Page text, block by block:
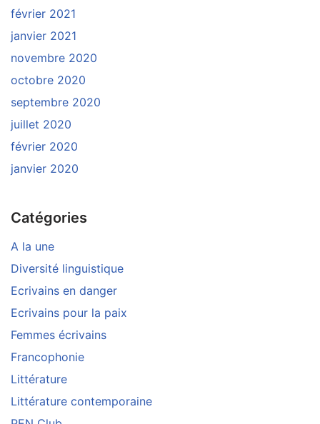
février 2021
janvier 2021
novembre 2020
octobre 2020
septembre 2020
juillet 2020
février 2020
janvier 2020
Catégories
A la une
Diversité linguistique
Ecrivains en danger
Ecrivains pour la paix
Femmes écrivains
Francophonie
Littérature
Littérature contemporaine